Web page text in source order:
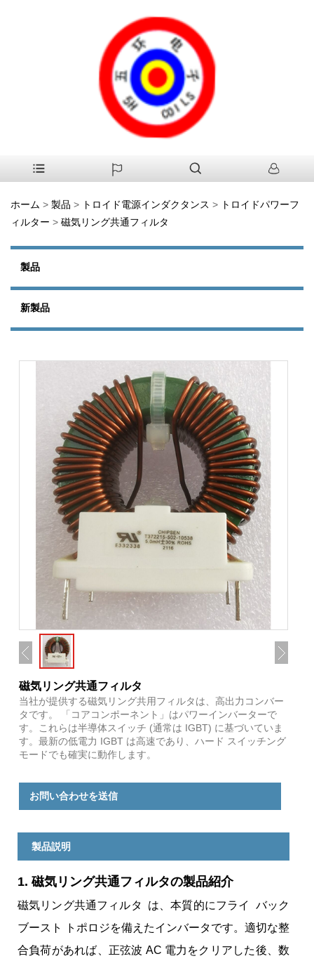
ホーム > 製品 > トロイド電源インダクタンス > トロイドパワーフ
ィルター > 磁気リング共通フィルタ
製品
新製品
磁気リング共通フィルタ
当社が提供する磁気リング共用フィルタは、高出力コンバー
タです。 「コアコンポーネント」はパワーインバーターで
す。これらは半導体スイッチ (通常は IGBT) に基づいていま
す。最新の低電力 IGBT は高速であり、ハード スイッチング
モードでも確実に動作します。
お問い合わせを送信
製品説明
1. 磁気リング共通フィルタの製品紹介
磁気リング共通フィルタ は、本質的にフライ バック
ブースト トポロジを備えたインバータです。適切な整
合負荷があれば、正弦波 AC 電力をクリアした後、数